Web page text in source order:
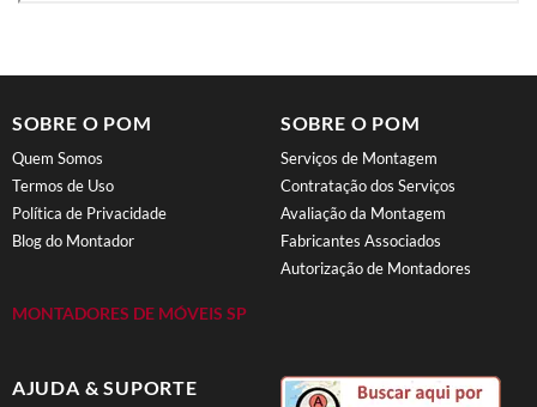
SOBRE O POM
Quem Somos
Termos de Uso
Política de Privacidade
Blog do Montador
MONTADORES DE MÓVEIS SP
SOBRE O POM
Serviços de Montagem
Contratação dos Serviços
Avaliação da Montagem
Fabricantes Associados
Autorização de Montadores
AJUDA & SUPORTE